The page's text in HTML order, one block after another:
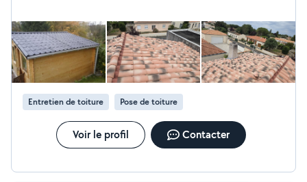
Entretien de toiture Pose de toiture
Voir le profil Contacter